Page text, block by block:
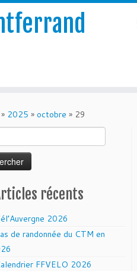
» 2025 » octobre » 29
récents
2026
de randonnée du CTM en
FFVELO 2026